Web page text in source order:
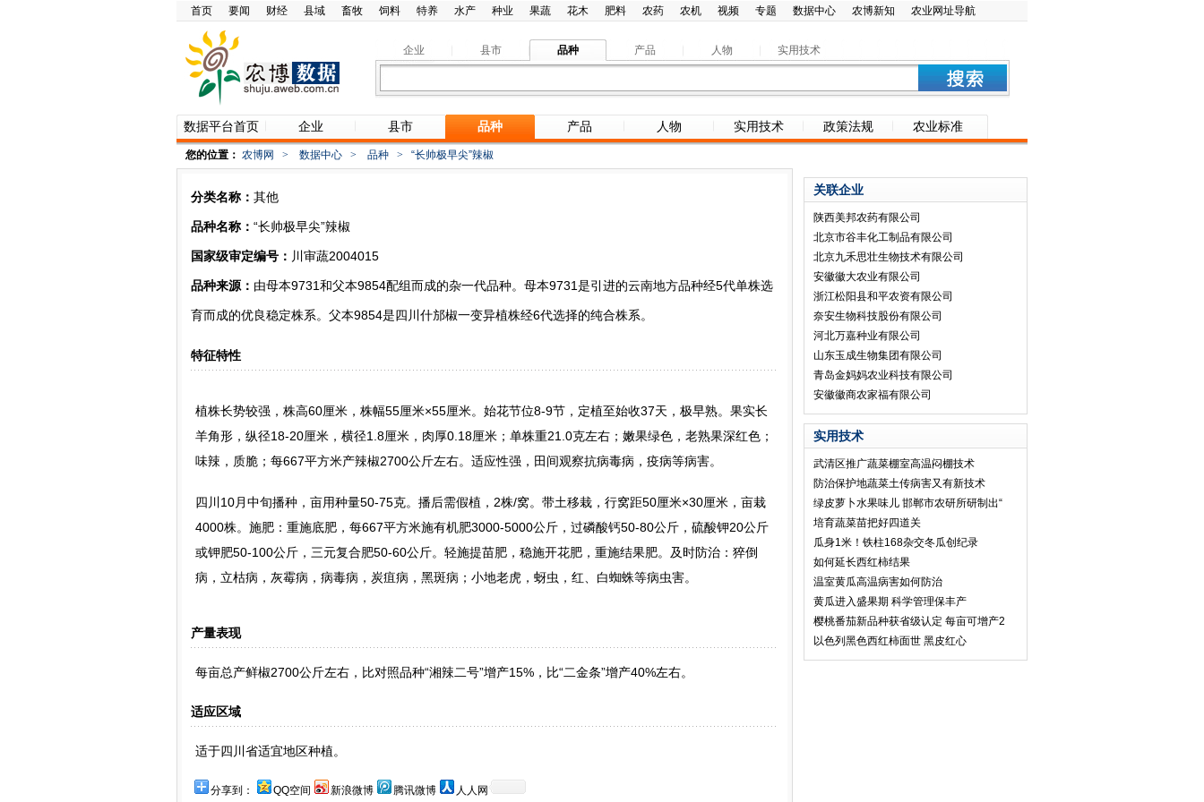
首页 要闻 财经 县域 畜牧 饲料 特养 水产 种业 果蔬 花木 肥料 农药 农机 视频 专题 数据中心 农博新知 农业网址导航
企业 县市 品种 产品 人物 实用技术
数据平台首页 企业 县市 品种 产品 人物 实用技术 政策法规 农业标准
您的位置： 农博网 > 数据中心 > 品种 > “长帅极早尖”辣椒
分类名称： 其他
品种名称： “长帅极早尖”辣椒
国家级审定编号： 川审蔬2004015
品种来源： 由母本9731和父本9854配组而成的杂一代品种。母本9731是引进的云南地方品种经5代单株选
育而成的优良稳定株系。父本9854是四川什邡椒一变异植株经6代选择的纯合株系。
特征特性
植株长势较强，株高60厘米，株幅55厘米×55厘米。始花节位8-9节，定植至始收37天，极早熟。果实长
羊角形，纵径18-20厘米，横径1.8厘米，肉厚0.18厘米；单株重21.0克左右；嫩果绿色，老熟果深红色；
味辣，质脆；每667平方米产辣椒2700公斤左右。适应性强，田间观察抗病毒病，疫病等病害。
四川10月中旬播种，亩用种量50-75克。播后需假植，2株/窝。带土移栽，行窝距50厘米×30厘米，亩栽
4000株。施肥：重施底肥，每667平方米施有机肥3000-5000公斤，过磷酸钙50-80公斤，硫酸钾20公斤
或钾肥50-100公斤，三元复合肥50-60公斤。轻施提苗肥，稳施开花肥，重施结果肥。及时防治：猝倒
病，立枯病，灰霉病，病毒病，炭疽病，黑斑病；小地老虎，蚜虫，红、白蜘蛛等病虫害。
产量表现
每亩总产鲜椒2700公斤左右，比对照品种“湘辣二号”增产15%，比“二金条”增产40%左右。
适应区域
适于四川省适宜地区种植。
分享到： QQ空间 新浪微博 腾讯微博 人人网
关联企业
陕西美邦农药有限公司
北京市谷丰化工制品有限公司
北京九禾思壮生物技术有限公司
安徽徽大农业有限公司
浙江松阳县和平农资有限公司
奈安生物科技股份有限公司
河北万嘉种业有限公司
山东玉成生物集团有限公司
青岛金妈妈农业科技有限公司
安徽徽商农家福有限公司
实用技术
武清区推广蔬菜棚室高温闷棚技术
防治保护地蔬菜土传病害又有新技术
绿皮萝卜水果味儿 邯郸市农研所研制出“
培育蔬菜苗把好四道关
瓜身1米！铁柱168杂交冬瓜创纪录
如何延长西红柿结果
温室黄瓜高温病害如何防治
黄瓜进入盛果期 科学管理保丰产
樱桃番茄新品种获省级认定 每亩可增产2
以色列黑色西红柿面世 黑皮红心